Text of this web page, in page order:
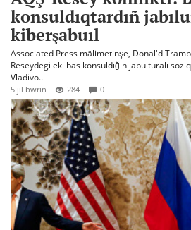
konsuldıqtardıñ
kiberşabuıl
Associated Press mälimetinşe, Donal'd
Reseydegi eki bas konsuldığın jabu turalı söz
Vladivo..
5 jıl bwrın 284 0